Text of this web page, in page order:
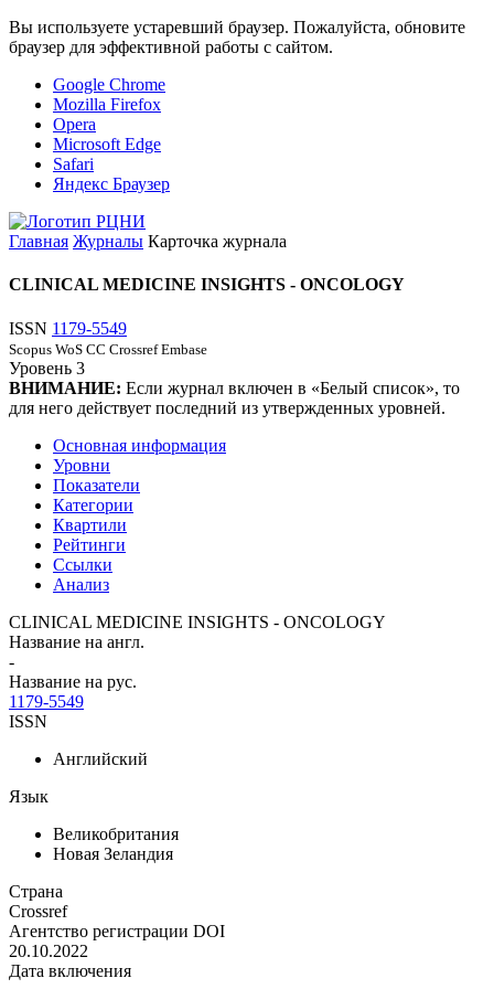
Вы используете устаревший браузер. Пожалуйста, обновите
браузер для эффективной работы с сайтом.
Google Chrome
Mozilla Firefox
Opera
Microsoft Edge
Safari
Яндекс Браузер
Главная Журналы Карточка журнала
CLINICAL MEDICINE INSIGHTS - ONCOLOGY
ISSN 1179-5549
Scopus WoS CC Crossref Embase
Уровень 3
ВНИМАНИЕ: Если журнал включен в «Белый список», то
для него действует последний из утвержденных уровней.
Основная информация
Уровни
Показатели
Категории
Квартили
Рейтинги
Ссылки
Анализ
CLINICAL MEDICINE INSIGHTS - ONCOLOGY
Название на англ.
-
Название на рус.
1179-5549
ISSN
Английский
Язык
Великобритания
Новая Зеландия
Страна
Crossref
Агентство регистрации DOI
20.10.2022
Дата включения